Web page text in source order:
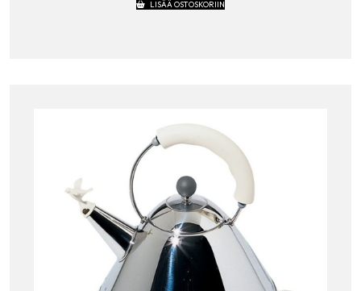
LISÄÄ OSTOSKORIIN